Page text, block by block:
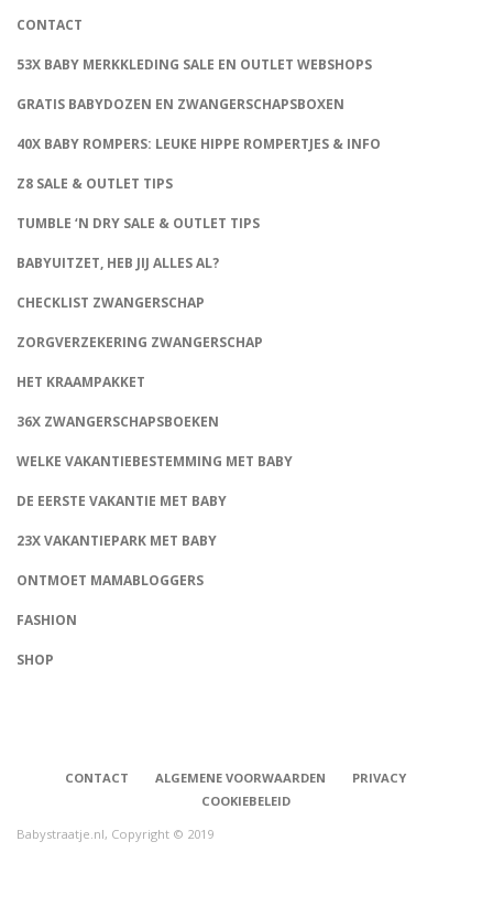
CONTACT
53X BABY MERKKLEDING SALE EN OUTLET WEBSHOPS
GRATIS BABYDOZEN EN ZWANGERSCHAPSBOXEN
40X BABY ROMPERS: LEUKE HIPPE ROMPERTJES & INFO
Z8 SALE & OUTLET TIPS
TUMBLE ‘N DRY SALE & OUTLET TIPS
BABYUITZET, HEB JIJ ALLES AL?
CHECKLIST ZWANGERSCHAP
ZORGVERZEKERING ZWANGERSCHAP
HET KRAAMPAKKET
36X ZWANGERSCHAPSBOEKEN
WELKE VAKANTIEBESTEMMING MET BABY
DE EERSTE VAKANTIE MET BABY
23X VAKANTIEPARK MET BABY
ONTMOET MAMABLOGGERS
FASHION
SHOP
CONTACT ALGEMENE VOORWAARDEN
PRIVACY
COOKIEBELEID
Babystraatje.nl, Copyright © 2019